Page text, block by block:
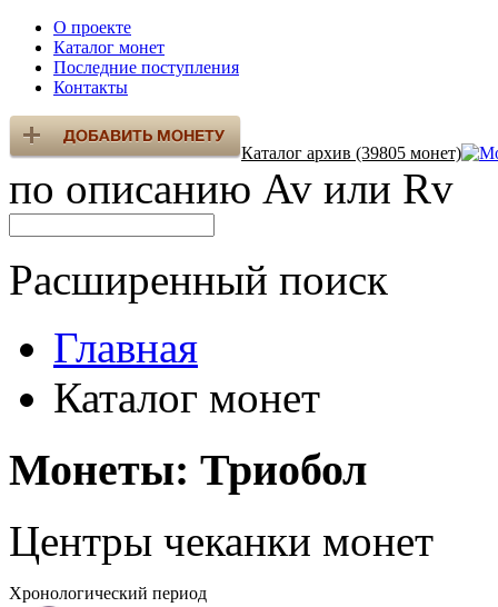
О проекте
Каталог монет
Последние поступления
Контакты
Каталог архив (39805 монет)
по описанию Av или Rv
Расширенный поиск
Главная
Каталог монет
Монеты: Триобол
Центры чеканки монет
Хронологический период